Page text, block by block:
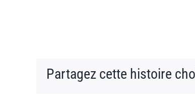
Partagez cette histoire